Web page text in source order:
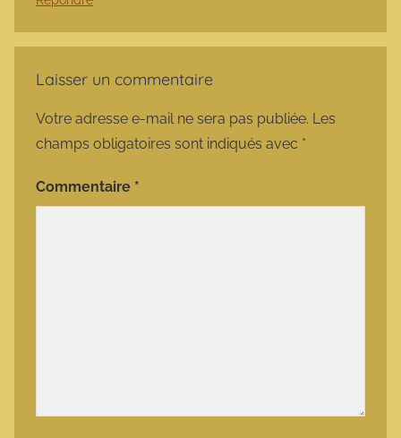
Laisser un commentaire
Votre adresse e-mail ne sera pas publiée. Les
champs obligatoires sont indiqués avec *
Commentaire *